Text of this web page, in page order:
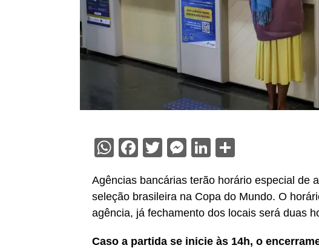
WhatsApp
Facebook
Twitter
Messenger
LinkedIn
Agências bancárias terão horário especial de
seleção brasileira na Copa do Mundo. O
agência, já fechamento dos locais será duas
Caso a partida se inicie às 14h, o